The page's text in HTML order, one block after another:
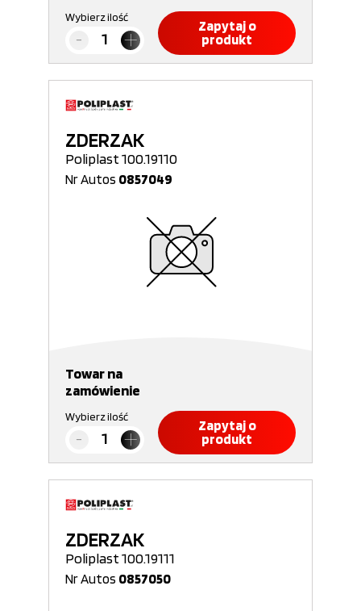
Wybierz ilość
Zapytaj o
produkt
ZDERZAK
Poliplast 100.19110
Nr Autos 0857049
Towar na
zamówienie
Wybierz ilość
Zapytaj o
produkt
ZDERZAK
Poliplast 100.19111
Nr Autos 0857050